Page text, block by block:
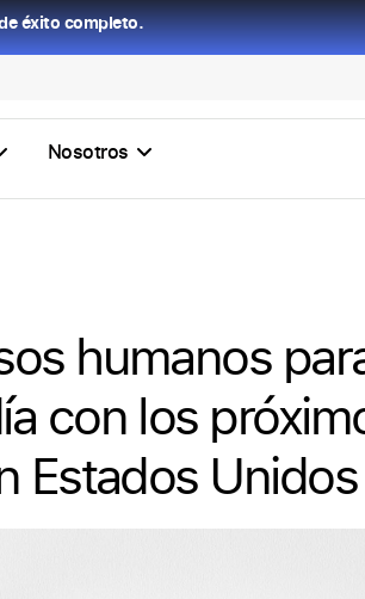
éxito completo.
Nosotros
humanos
con los
Estados Unidos